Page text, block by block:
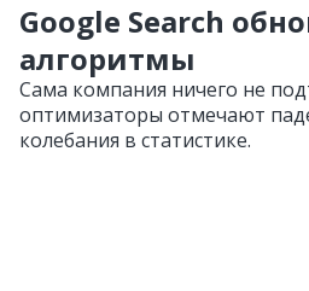
Google Search
алгоритмы
Сама компания ничего не
оптимизаторы отмечают
колебания в статистике.